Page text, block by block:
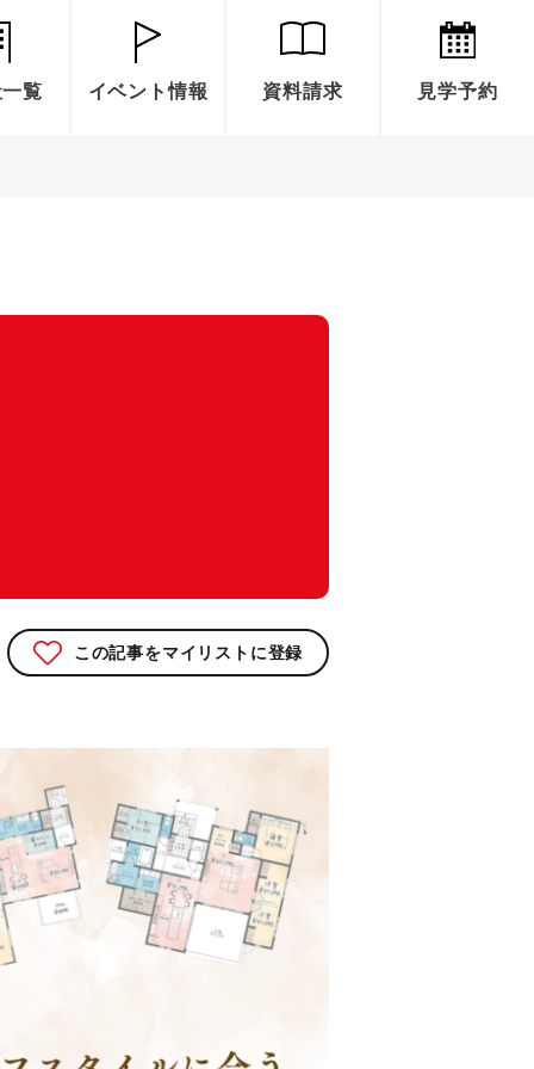
覧 イベント情報 資料請求 見学予約
この記事をマイリストに登録